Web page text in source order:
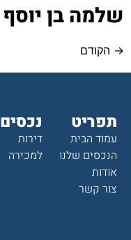
שלמה בן יוסף 6
→ הקודם
תפריט
עמוד הבית
הנכסים שלנו
אודות
צור קשר
נכסים
דירות
למכירה